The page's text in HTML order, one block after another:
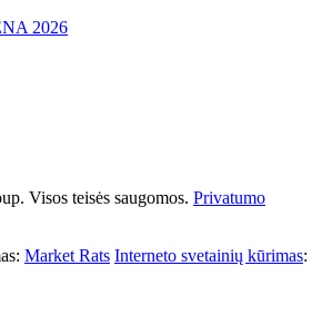
Visos teisės saugomos. Privatumo
Market Rats Interneto svetainių kūrimas: